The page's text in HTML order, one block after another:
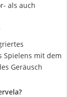
als auch
Spielens mit dem
Geräusch